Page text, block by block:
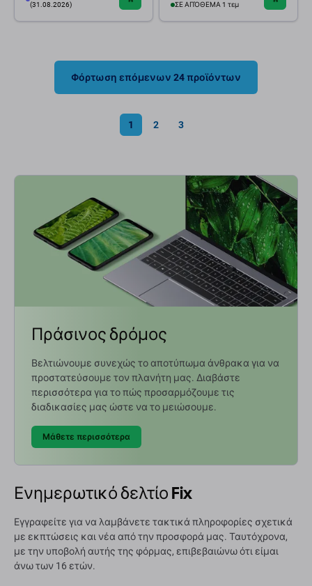
(31.08.2026)
ΣΕ ΑΠΌΘΕΜΑ 1 τεμ
Φόρτωση επόμενων 24 προϊόντων
1 2 3
Πράσινος δρόμος
Βελτιώνουμε συνεχώς το αποτύπωμα άνθρακα για να
προστατεύσουμε τον πλανήτη μας. Διαβάστε
περισσότερα για το πώς προσαρμόζουμε τις
διαδικασίες μας ώστε να το μειώσουμε.
Μάθετε περισσότερα
Ενημερωτικό δελτίο Fix
Εγγραφείτε για να λαμβάνετε τακτικά πληροφορίες σχετικά
με εκπτώσεις και νέα από την προσφορά μας. Ταυτόχρονα,
με την υποβολή αυτής της φόρμας, επιβεβαιώνω ότι είμαι
άνω των 16 ετών.